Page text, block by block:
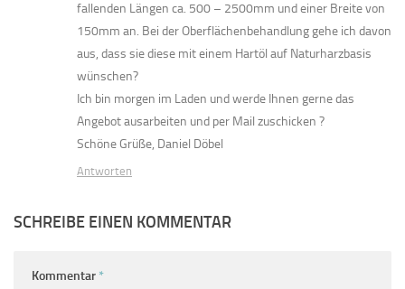
fallenden Längen ca. 500 – 2500mm und einer Breite von
150mm an. Bei der Oberflächenbehandlung gehe ich davon
aus, dass sie diese mit einem Hartöl auf Naturharzbasis
wünschen?
Ich bin morgen im Laden und werde Ihnen gerne das
Angebot ausarbeiten und per Mail zuschicken ?
Schöne Grüße, Daniel Döbel
Antworten
SCHREIBE EINEN KOMMENTAR
Kommentar *